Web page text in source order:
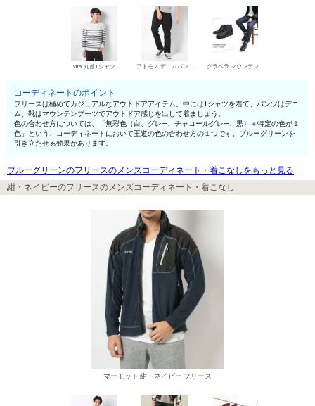
vital 丸首Tシャツ アトモス デニムパンツ・ジーンズ グラベラ マウンテンブーツ
コーディネートのポイント
フリースは極めてカジュアルなアウトドアアイテム。中にはTシャツを着て、パンツはデニ
ム、靴はマウンテンブーツでアウトドア感じを出して着ましょう。
色の合わせ方については、「無彩色（白、グレ—、チャコールグレ—、黒）＋特定の色が１
色」という、コーディネートにおいて王道の色の合わせ方の１つです。ブルーグリーンを
引き立たせる効果があります。
ブルーグリーンのフリースのメンズコーディネート・着こなしをもっと見る
紺・ネイビーのフリースのメンズコーディネート・着こなし
マーモット 紺・ネイビー フリース